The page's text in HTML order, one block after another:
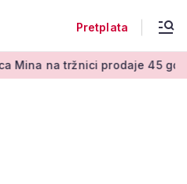
Pretplata
na tržnici prodaje 45 godina: